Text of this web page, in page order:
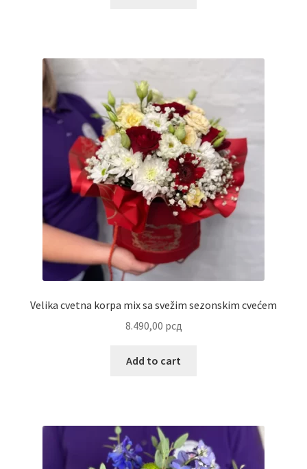
Sample Page
Special people
Terms Conditions
Uredjenje doma
Velika cvetna korpa mix sa svežim sezonskim cvećem
8.490,00 рсд
Add to cart